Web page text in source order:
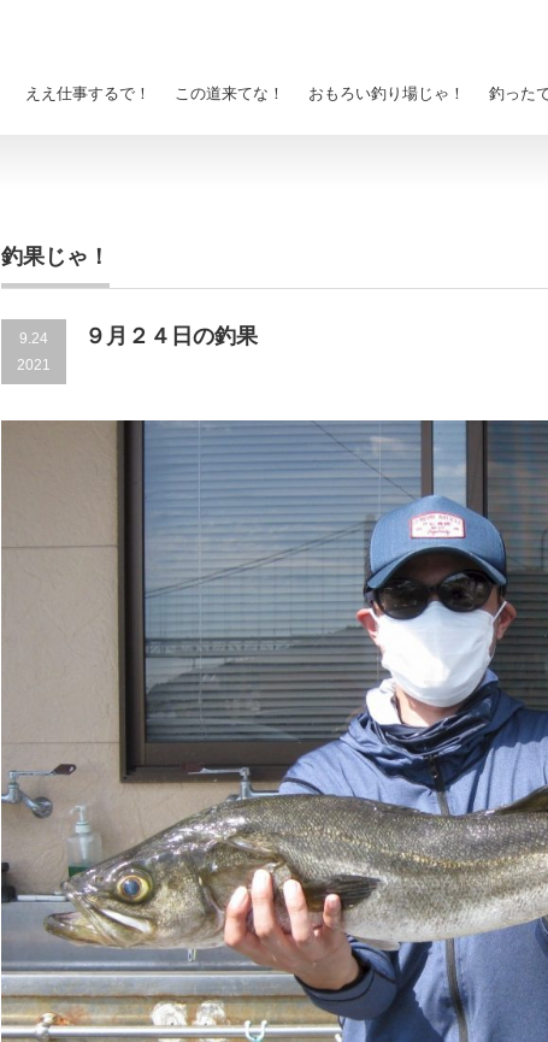
ええ仕事するで！ この道来てな！ おもろい釣り場じゃ！ 釣った
釣果じゃ！
9.24
2021
９月２４日の釣果